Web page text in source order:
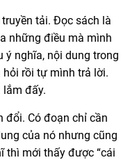
tải. Đọc sách là
những điều mà mình
ý nghĩa, nội dung trong
rồi tự mình trả lời.
lắm đấy.
đổi. Có đoạn chỉ cần
của nó nhưng cũng
thì mới thấy được “cái